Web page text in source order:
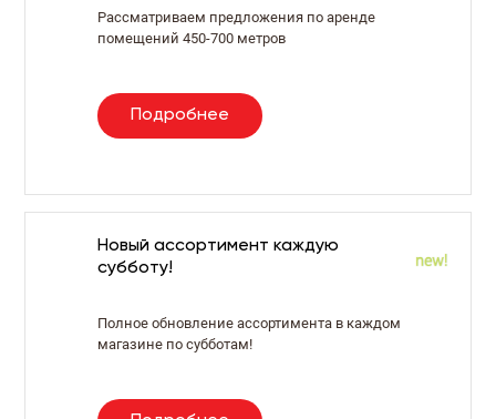
Рассматриваем предложения по аренде
помещений 450-700 метров
Подробнее
Новый ассортимент каждую
субботу!
Полное обновление ассортимента в каждом
магазине по субботам!